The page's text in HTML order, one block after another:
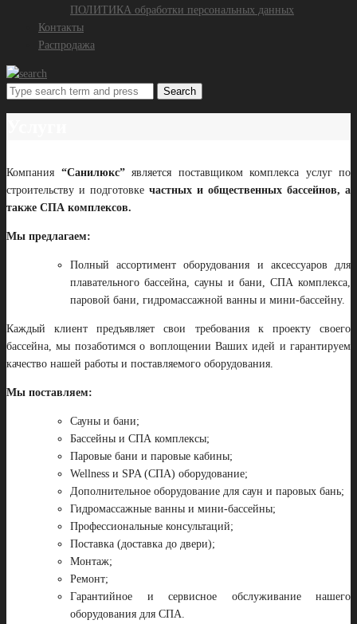
ПОЛИТИКА обработки персональных данных
Контакты
Распродажа
Search
Компания “Санилюкс”является поставщиком комплекса услуг по
строительству и подготовке частных и общественных бассейнов, а
также СПА комплексов.
Мы предлагаем:
Полный ассортимент оборудования и аксессуаров для
плавательного бассейна, сауны и бани, СПА комплекса,
паровой бани, гидромассажной ванны и мини-бассейну.
Каждый клиент предъявляет свои требования к проекту своего
бассейна, мы позаботимся о воплощении Ваших идей и гарантируем
качество нашей работы и поставляемого оборудования.
Мы поставляем:
Сауны и бани;
Бассейны и СПА комплексы;
Паровые бани и паровые кабины;
Wellness и SPA (СПА) оборудование;
Дополнительное оборудование для саун и паровых бань;
Гидромассажные ванны и мини-бассейны;
Профессиональные консультаций;
Поставка (доставка до двери);
Монтаж;
Ремонт;
Гарантийное и сервисное обслуживание нашего
оборудования для СПА.